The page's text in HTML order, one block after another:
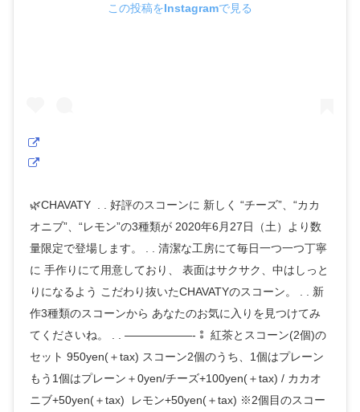
この投稿をInstagramで見る
🌿CHAVATY . . 好評のスコーンに 新しく “チーズ”、“カカ
オニブ”、“レモン”の3種類が 2020年6月27日（土）より数
量限定で登場します。 . . 清潔な工房にて毎日一つ一つ丁寧
に 手作りにて用意しており、 表面はサクサク、中はしっと
りになるよう こだわり抜いたCHAVATYのスコーン。 . . 新
作3種類のスコーンから あなたのお気に入りを見つけてみ
てくださいね。 . . ——————-⁑ 紅茶とスコーン(2個)の
セット 950yen(＋tax) スコーン2個のうち、1個はプレーン
もう1個はプレーン＋0yen/チーズ+100yen(＋tax) / カカオ
ニブ+50yen(＋tax) レモン+50yen(＋tax) ※2個目のスコー